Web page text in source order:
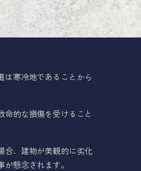
寒冷地であることから
的な損傷を受けること
合、建物が美観的に劣化
懸念されます。